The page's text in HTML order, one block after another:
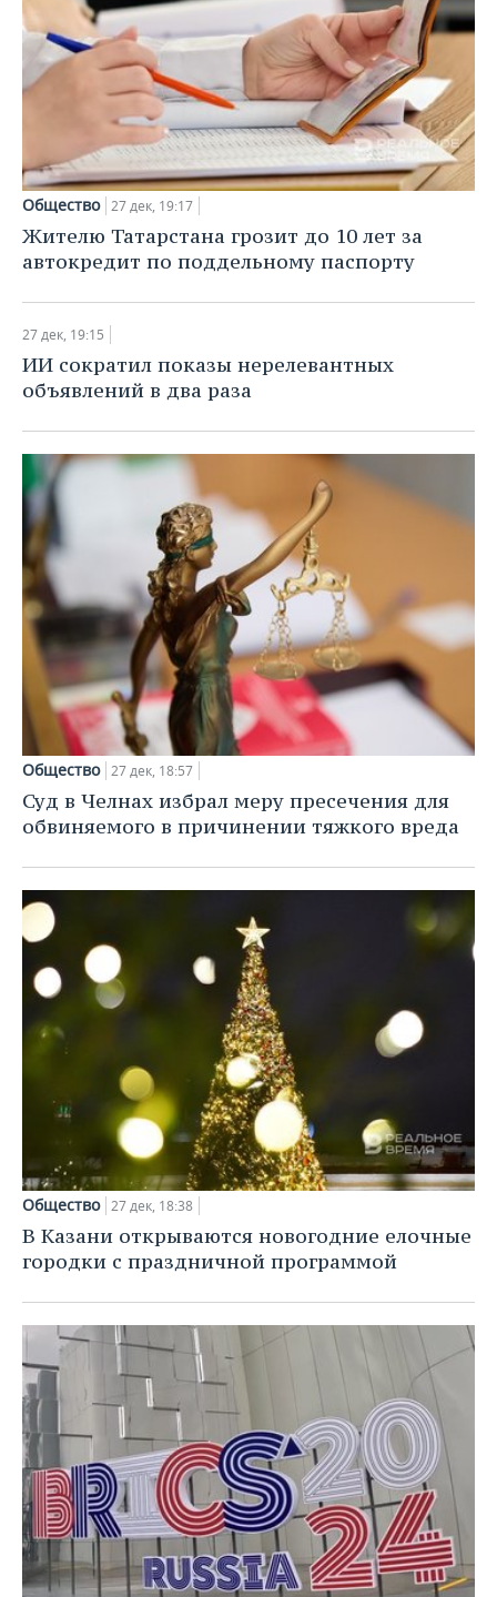
Общество 27 дек, 19:17
Жителю Татарстана грозит до 10 лет за
автокредит по поддельному паспорту
27 дек, 19:15
ИИ сократил показы нерелевантных
объявлений в два раза
Общество 27 дек, 18:57
Суд в Челнах избрал меру пресечения для
обвиняемого в причинении тяжкого вреда
Общество 27 дек, 18:38
В Казани открываются новогодние елочные
городки с праздничной программой